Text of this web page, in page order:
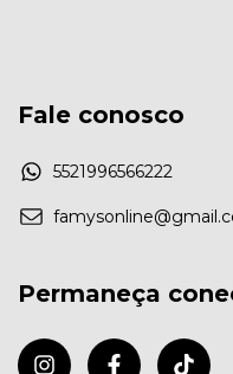
Fale conosco
5521996566222
Permaneça